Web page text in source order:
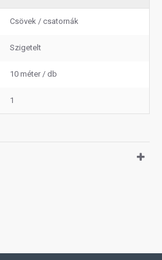
Csövek / csatornák
Szigetelt
10 méter / db
1